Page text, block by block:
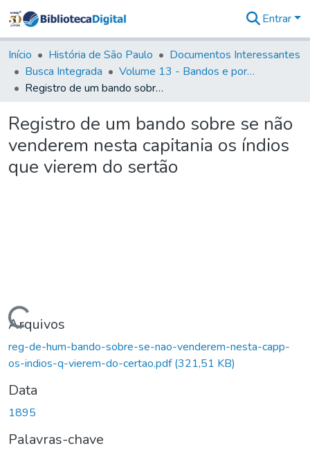
&
Coleções
Tudo na
Biblioteca
Estatísticas
Entrar
Início História de São Paulo
Documentos Interessantes
Busca Integrada
Volume 13 - Bandos e portarias de Rodrigo Cesar de Menezes
Registro de um bando sobre se não venderem nesta capitania os índios que vierem do sertão
Registro de um bando sobre se não
venderem nesta capitania os índios
que vierem do sertão
Carregando...
Arquivos
reg-de-hum-bando-sobre-se-nao-venderem-nesta-capp-
os-indios-q-vierem-do-certao.pdf(321,51 KB)
Data
1895
Palavras-chave